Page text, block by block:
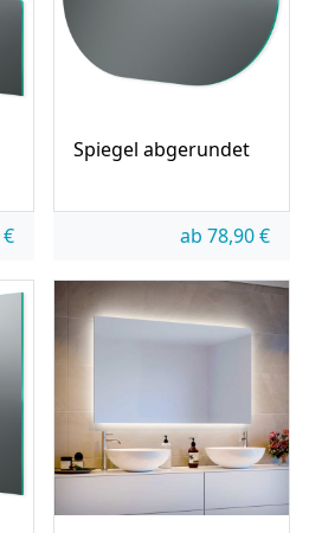
€
Spiegel abgerundet
ab 78,90€